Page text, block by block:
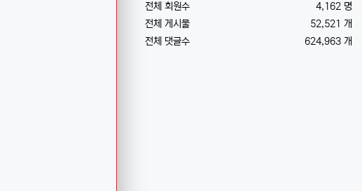
전체 회원수
4,162 명
전체 게시물
52,521 개
전체 댓글수
624,963 개